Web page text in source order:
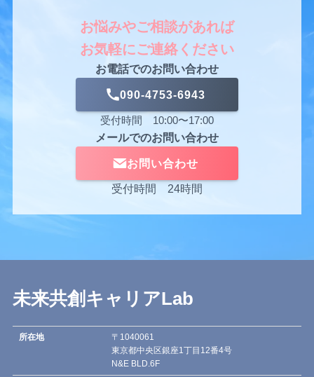
お悩みやご相談があれば
お気軽にご連絡ください
お電話でのお問い合わせ
090-4753-6943
受付時間 10:00〜17:00
メールでのお問い合わせ
お問い合わせ
受付時間 24時間
未来共創キャリアLab
所在地
〒1040061
東京都中央区銀座1丁目12番4号
N&E BLD.6F